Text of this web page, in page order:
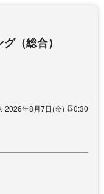
（総合）
2026年8月7日(金) 昼0:30